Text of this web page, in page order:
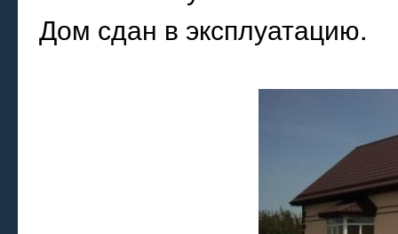
Дом сдан в эксплуатацию.